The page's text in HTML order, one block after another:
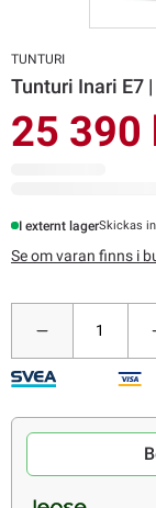
TUNTURI
Tunturi Inari E7
25 390
I externt lagerSkickas
Se om varan finns i